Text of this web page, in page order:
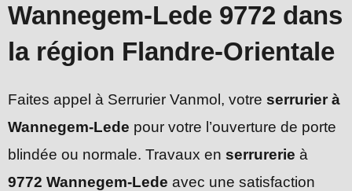
Wannegem-Lede 9772 dans
la région Flandre-Orientale
Faites appel à Serrurier Vanmol, votre serrurier à
Wannegem-Lede pour votre l’ouverture de porte
blindée ou normale. Travaux en serrurerie à
9772 Wannegem-Lede avec une satisfaction